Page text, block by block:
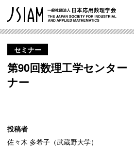
セミナー
第90回数理工学センター
ナー
投稿者
佐々木 多希子（武蔵野大学）